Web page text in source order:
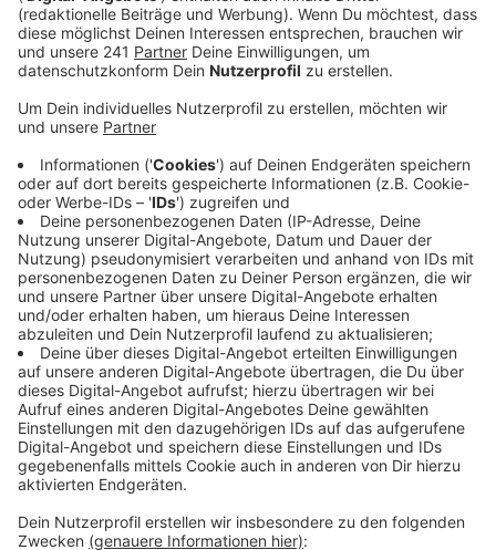
Anzeige
Die Prüfung der möglichen Standorte liegt laut einem
Sprecher in den letzten Zügen. Alle
Planungsunterlagen zum neuen Rastplatz an der A1
liegen jetzt vor, sagt das NRW-Verkehrsministerium.
Jetzt müssten die Fachargumente abschließend
geprüft und eine Entscheidung getroffen werden. Das
soll noch diesen Monat passieren, hat uns ein Sprecher
versichert.
Anzeige
Burscheid, Leverkusen und Wermelskirchen
im Gespräch
Anzeige